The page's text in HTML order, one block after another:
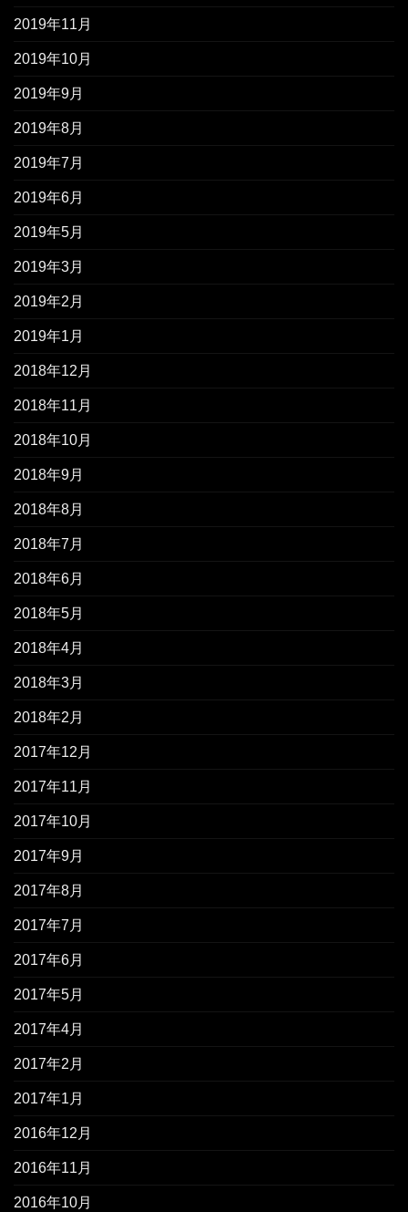
2019年11月
2019年10月
2019年9月
2019年8月
2019年7月
2019年6月
2019年5月
2019年3月
2019年2月
2019年1月
2018年12月
2018年11月
2018年10月
2018年9月
2018年8月
2018年7月
2018年6月
2018年5月
2018年4月
2018年3月
2018年2月
2017年12月
2017年11月
2017年10月
2017年9月
2017年8月
2017年7月
2017年6月
2017年5月
2017年4月
2017年2月
2017年1月
2016年12月
2016年11月
2016年10月